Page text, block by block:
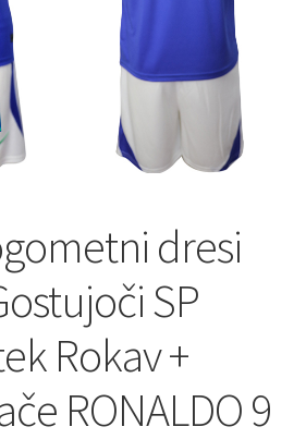
dresi
SP
Rokav +
RONALDO 9